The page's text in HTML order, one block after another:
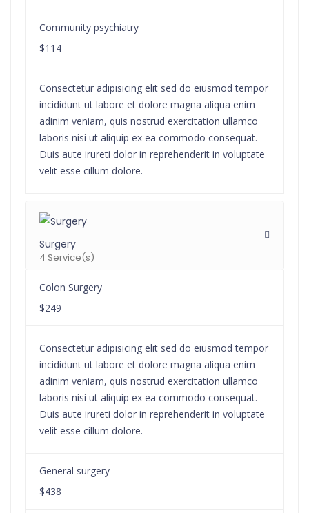
Community psychiatry
$114
Consectetur adipisicing elit sed do eiusmod tempor
incididunt ut labore et dolore magna aliqua enim
adinim veniam, quis nostrud exercitation ullamco
laboris nisi ut aliquip ex ea commodo consequat.
Duis aute irureti dolor in reprehenderit in voluptate
velit esse cillum dolore.
Surgery
4 Service(s)
Colon Surgery
$249
Consectetur adipisicing elit sed do eiusmod tempor
incididunt ut labore et dolore magna aliqua enim
adinim veniam, quis nostrud exercitation ullamco
laboris nisi ut aliquip ex ea commodo consequat.
Duis aute irureti dolor in reprehenderit in voluptate
velit esse cillum dolore.
General surgery
$438